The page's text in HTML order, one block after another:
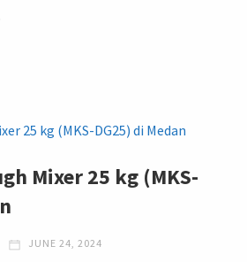
Mixer 25 kg (MKS-
JUNE 24, 2024